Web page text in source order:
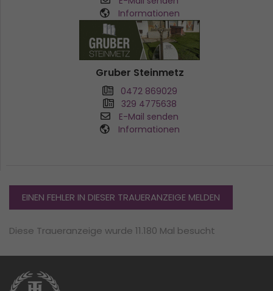
Informationen
Gruber Steinmetz
0472 869029
329 4775638
E-Mail senden
Informationen
EINEN FEHLER IN DIESER TRAUERANZEIGE MELDEN
Diese Traueranzeige wurde 11.180 Mal besucht